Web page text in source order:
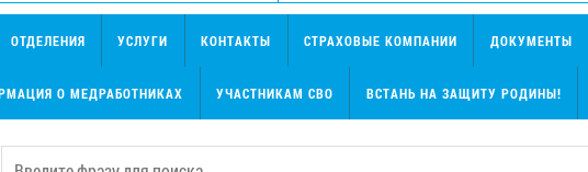
ОТДЕЛЕНИЯ УСЛУГИ КОНТАКТЫ СТРАХОВЫЕ КОМПАНИИ ДОКУМЕНТЫ
О МЕДРАБОТНИКАХ УЧАСТНИКАМ СВО ВСТАНЬ НА ЗАЩИТУ РОДИНЫ!